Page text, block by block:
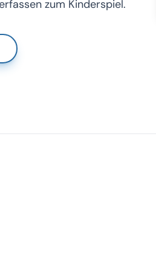
zum Kinderspiel.